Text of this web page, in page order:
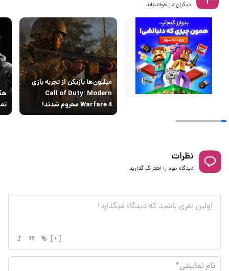
دیگران نیز خوانده‌اند
میلیون‌ها بازیکن از تجربه بازی
Call of Duty: Modern
Warfare 4 محروم شدند!
نظرات
دیدگاه خود را اشتراک گذارید
[+]
نام